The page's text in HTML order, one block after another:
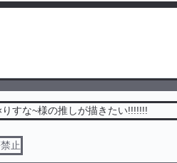
すな~様の推しが描きたい!!!!!!!
止